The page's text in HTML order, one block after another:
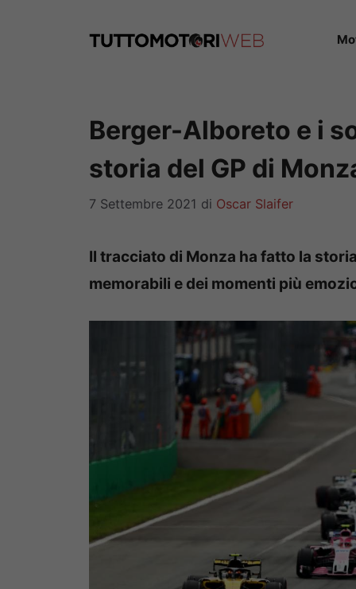
Berger-Alboreto e i
storia del GP di
7 Settembre 2021 di Oscar Slaifer
Il tracciato di Monza ha fatto la
memorabili e dei momenti più